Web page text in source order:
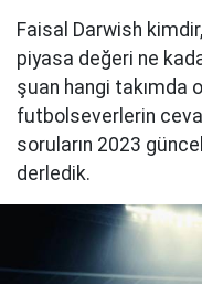
Faisal Darwish
piyasa değeri ne
şuan hangi takımda
futbolseverlerin
soruların 2023
derledik.